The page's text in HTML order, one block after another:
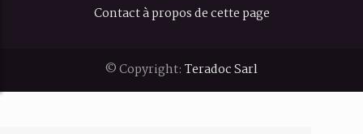
Contact à propos de cette page
© Copyright: Teradoc Sarl